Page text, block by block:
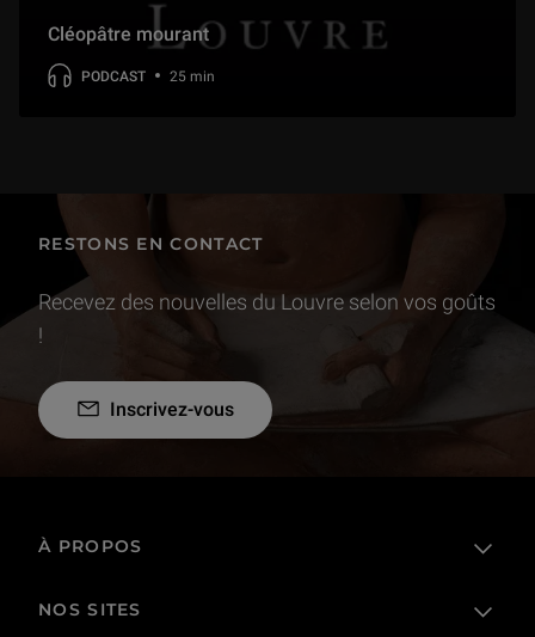
Cléopâtre mourant
PODCAST 25 min
RESTONS EN CONTACT
Recevez des nouvelles du Louvre selon vos goûts
!
Inscrivez-vous
À PROPOS
L'établissement public
NOS SITES